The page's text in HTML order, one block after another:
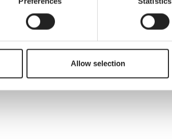
Allow selection
Back to overview